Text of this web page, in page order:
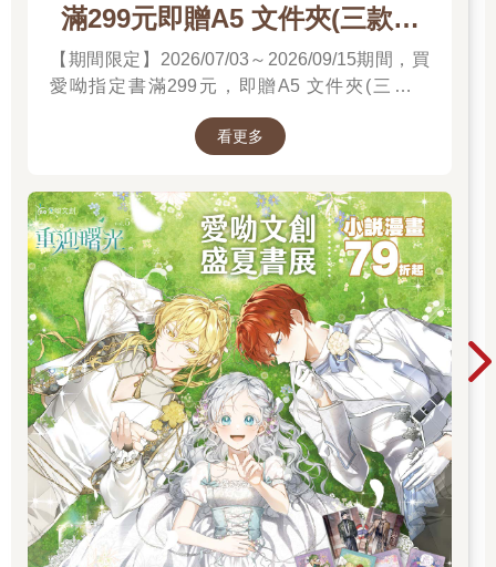
滿299元即贈A5 文件夾(三款隨
機)
【期間限定】2026/07/03～2026/09/15期間，買
愛呦指定書滿299元，即贈A5 文件夾(三款隨
機)！單筆訂單不累贈，數量有限，送完為止！
看更多